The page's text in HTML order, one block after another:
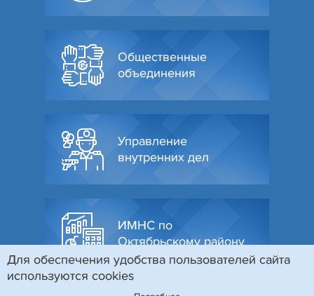
Общественные
объединения
Управление
внутренних дел
ИМНС по
Октябрьскому району
Для обеспечения удобства пользователей сайта
используются cookies